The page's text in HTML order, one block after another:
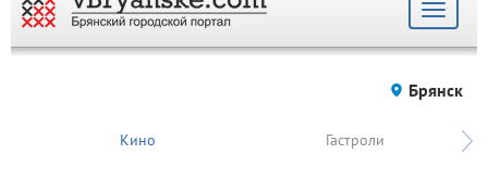
Toggle
Брянск
Кино Гастроли